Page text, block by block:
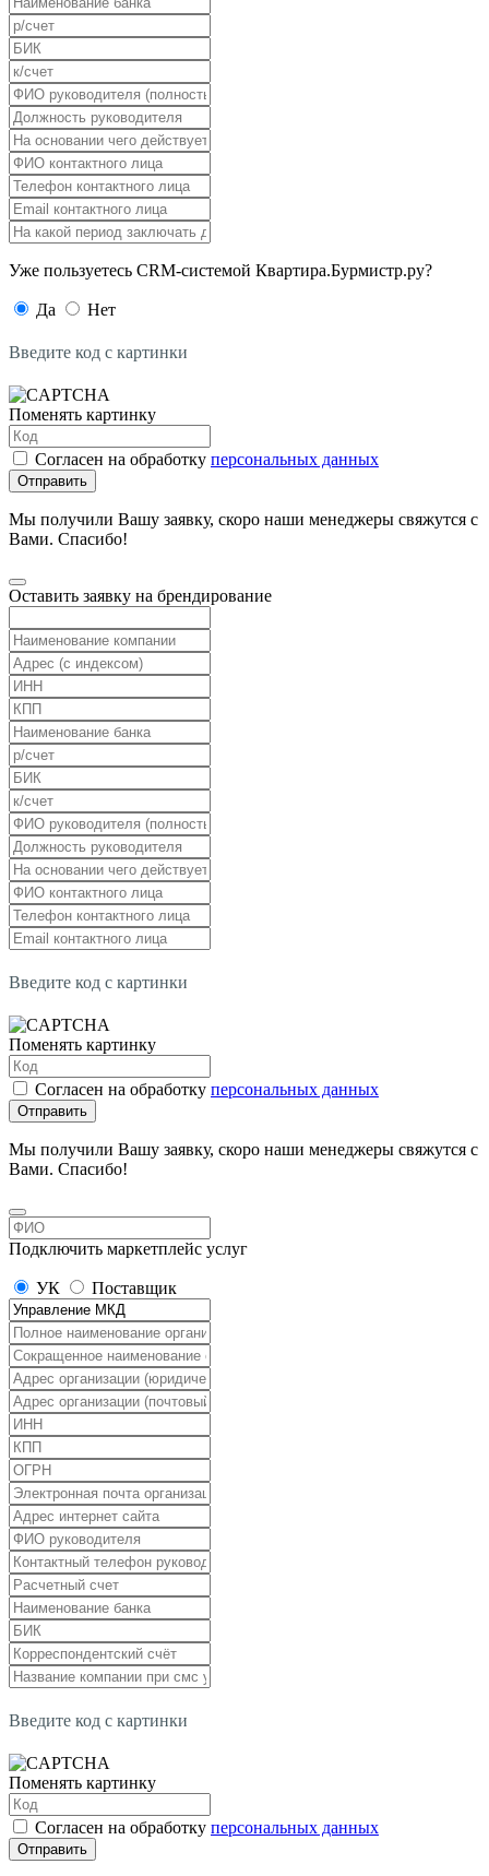
Уже пользуетесь CRM-системой Квартира.Бурмистр.ру?
Да Нет
Введите код с картинки
Поменять картинку
Согласен на обработку персональных данных
Отправить
Мы получили Вашу заявку, скоро наши менеджеры свяжутся с
Вами. Спасибо!
Оставить заявку на брендирование
Введите код с картинки
Поменять картинку
Согласен на обработку персональных данных
Отправить
Мы получили Вашу заявку, скоро наши менеджеры свяжутся с
Вами. Спасибо!
Подключить маркетплейс услуг
УК Поставщик
Введите код с картинки
Поменять картинку
Согласен на обработку персональных данных
Отправить